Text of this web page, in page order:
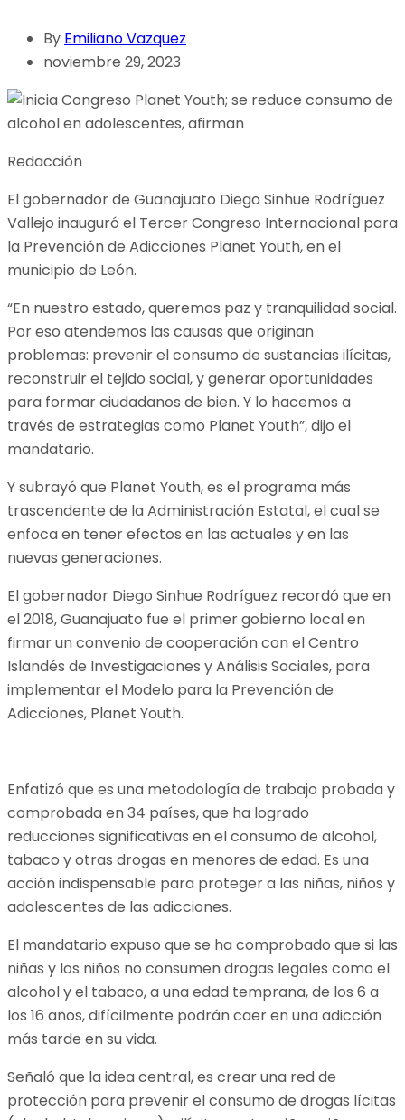
By Emiliano Vazquez
noviembre 29, 2023
Redacción
El gobernador de Guanajuato Diego Sinhue Rodríguez
Vallejo inauguró el Tercer Congreso Internacional para
la Prevención de Adicciones Planet Youth, en el
municipio de León.
“En nuestro estado, queremos paz y tranquilidad social.
Por eso atendemos las causas que originan
problemas: prevenir el consumo de sustancias ilícitas,
reconstruir el tejido social, y generar oportunidades
para formar ciudadanos de bien. Y lo hacemos a
través de estrategias como Planet Youth”, dijo el
mandatario.
Y subrayó que Planet Youth, es el programa más
trascendente de la Administración Estatal, el cual se
enfoca en tener efectos en las actuales y en las
nuevas generaciones.
El gobernador Diego Sinhue Rodríguez recordó que en
el 2018, Guanajuato fue el primer gobierno local en
firmar un convenio de cooperación con el Centro
Islandés de Investigaciones y Análisis Sociales, para
implementar el Modelo para la Prevención de
Adicciones, Planet Youth.
Enfatizó que es una metodología de trabajo probada y
comprobada en 34 países, que ha logrado
reducciones significativas en el consumo de alcohol,
tabaco y otras drogas en menores de edad. Es una
acción indispensable para proteger a las niñas, niños y
adolescentes de las adicciones.
El mandatario expuso que se ha comprobado que si las
niñas y los niños no consumen drogas legales como el
alcohol y el tabaco, a una edad temprana, de los 6 a
los 16 años, difícilmente podrán caer en una adicción
más tarde en su vida.
Señaló que la idea central, es crear una red de
protección para prevenir el consumo de drogas lícitas